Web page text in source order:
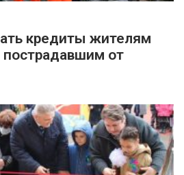
кредиты жителям
от